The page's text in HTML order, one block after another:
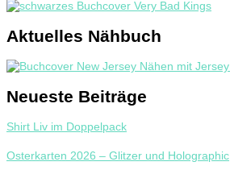
Aktuelles Nähbuch
Neueste Beiträge
Shirt Liv im Doppelpack
Osterkarten 2026 – Glitzer und Holographic